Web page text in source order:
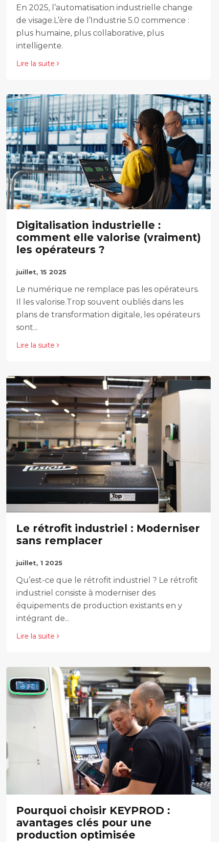
En 2025, l’automatisation industrielle change
de visage.L’ère de l’Industrie 5.0 commence :
plus humaine, plus collaborative, plus
intelligente.
Lire la suite
Digitalisation industrielle :
comment elle valorise (vraiment)
les opérateurs ?
juillet, 15 2025
Le numérique ne remplace pas les opérateurs.
Il les valorise.Trop souvent oubliés dans les
plans de transformation digitale, les opérateurs
sont...
Lire la suite
Le rétrofit industriel : Moderniser
sans remplacer
juillet, 1 2025
Qu’est-ce que le rétrofit industriel ? Le rétrofit
industriel consiste à moderniser des
équipements de production existants en y
intégrant de...
Lire la suite
Pourquoi choisir KEYPROD :
avantages clés pour une
production optimisée